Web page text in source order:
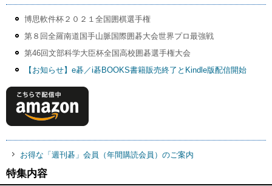
博思軟件杯２０２１全国囲棋選手権
第８回全羅南道国手山脈国際囲碁大会世界プロ最強戦
第46回文部科学大臣杯全国高校囲碁選手権大会
【お知らせ】e碁／i碁BOOKS書籍販売終了とKindle版配信開始
お得な「週刊碁」会員（年間購読会員）のご案内
特集内容